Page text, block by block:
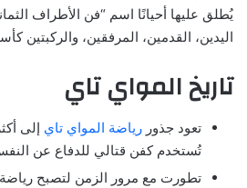
يُطلق عليها أحيانًا اسم “فن الأطراف
اليدين، القدمين، المرفقين، والركبتين
تاريخ المواي تاي
تعود جذور رياضة المواي تاي
تُستخدم كفن قتالي للدفاع عن
تطورت مع مرور الزمن لتصبح رياضة